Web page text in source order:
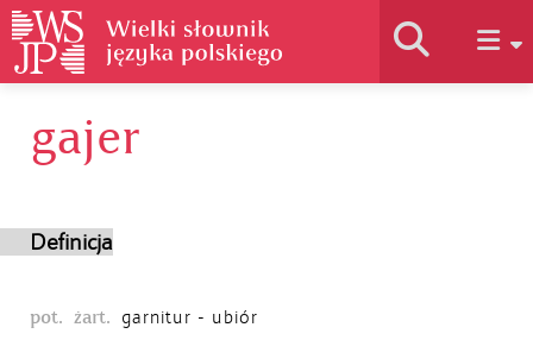
gajer
Definicja
pot. żart. garnitur - ubiór